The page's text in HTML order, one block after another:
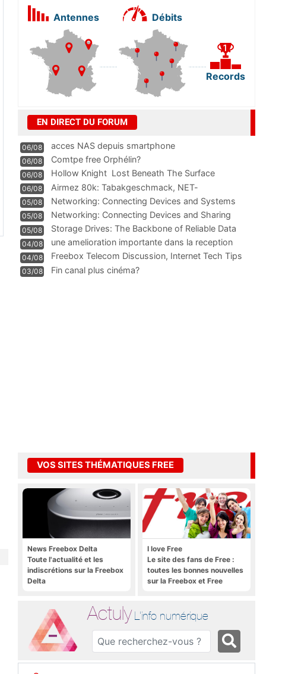
Antennes Débits
Records
EN DIRECT DU FORUM
06/08 acces NAS depuis smartphone
06/08 Comtpe free Orphélin?
06/08 Hollow Knight  Lost Beneath The Surface
06/08
Airmez 80k: Tabakgeschmack, NET-
Technologie und Leistung im
05/08 Networking: Connecting Devices and Systems
05/08
Networking: Connecting Devices and Sharing
Information
05/08
Storage Drives: The Backbone of Reliable Data
Management
04/08
une amelioration importante dans la reception
WIFI
04/08
Freebox Telecom Discussion, Internet Tech Tips
Communi
03/08 Fin canal plus cinéma?
VOS SITES THÉMATIQUES FREE
News Freebox Delta
Toute l'actualité et les
indiscrétions sur la Freebox
Delta
I love Free
Le site des fans de Free :
toutes les bonnes nouvelles
sur la Freebox et Free
Actuly L'info numérique